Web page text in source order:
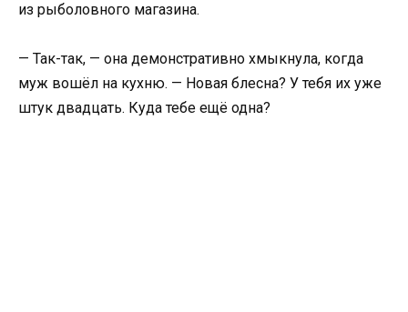
из рыболовного магазина.
— Так-так, — она демонстративно хмыкнула, когда
муж вошёл на кухню. — Новая блесна? У тебя их уже
штук двадцать. Куда тебе ещё одна?